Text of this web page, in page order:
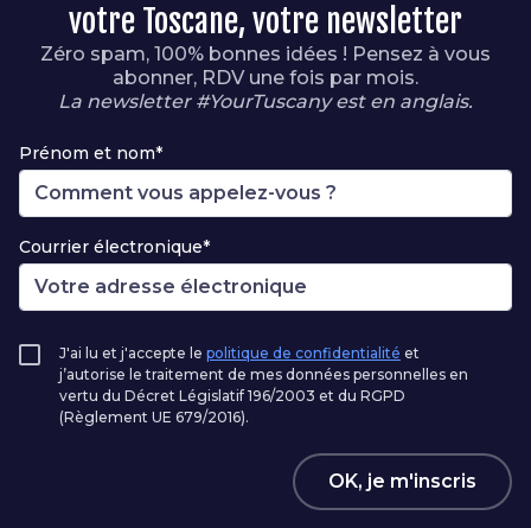
votre Toscane, votre newsletter
Zéro spam, 100% bonnes idées ! Pensez à vous
abonner, RDV une fois par mois.
La newsletter #YourTuscany est en anglais.
Prénom et nom*
Courrier électronique*
J'ai lu et j'accepte le politique de confidentialité et
j’autorise le traitement de mes données personnelles en
vertu du Décret Législatif 196/2003 et du RGPD
(Règlement UE 679/2016).
OK, je m'inscris